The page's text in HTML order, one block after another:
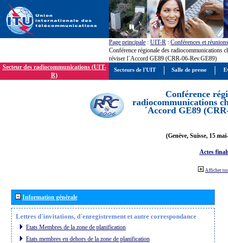
Page principale : UIT-R : Conférences et réunions
Conférence régionale des radiocommunications
réviser l´Accord GE89 (CRR-06-Rev.GE89)
Secteur des radiocommunications (UIT-
R)
Conférence
radiocommunications
´Accord GE89
(Genève, Suisse, 15
Actes
Afficher
Information générale
Lettres d´invitations, d´enregistrement et autre correspondance
Etats Membres de la zone de planification
Etats membres en dehors de la zone de planification
Secteurs de l'UIT Salle de presse